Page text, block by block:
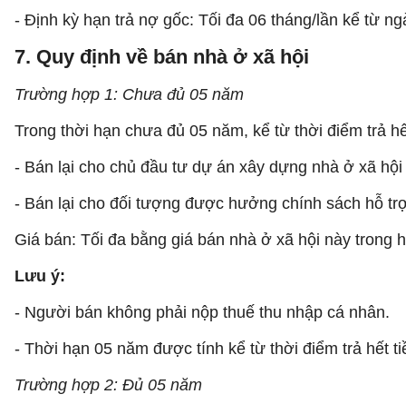
- Định kỳ hạn trả nợ gốc: Tối đa 06 tháng/lần kể từ
7. Quy định về bán nhà ở xã hội
Trường hợp 1: Chưa đủ 05 năm
Trong thời hạn chưa đủ 05 năm, kể từ thời điểm trả
- Bán lại cho chủ đầu tư dự án xây dựng nhà ở xã
- Bán lại cho đối tượng được hưởng chính sách hỗ
Giá bán: Tối đa bằng giá bán nhà ở xã hội này trong
Lưu ý:
- Người bán không phải nộp thuế thu nhập cá nhân.
- Thời hạn 05 năm được tính kể từ thời điểm trả hết
Trường hợp 2: Đủ 05 năm